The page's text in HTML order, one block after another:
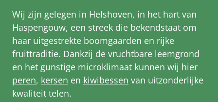
Wij zijn gelegen in Helshoven, in het hart van
Haspengouw, een streek die bekendstaat om
haar uitgestrekte boomgaarden en rijke
fruittraditie. Dankzij de vruchtbare leemgrond
en het gunstige microklimaat kunnen wij hier
peren, kersen en kiwibessen van uitzonderlijke
kwaliteit telen.